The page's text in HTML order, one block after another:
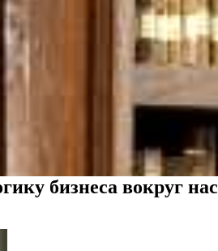
бизнеса вокруг нас